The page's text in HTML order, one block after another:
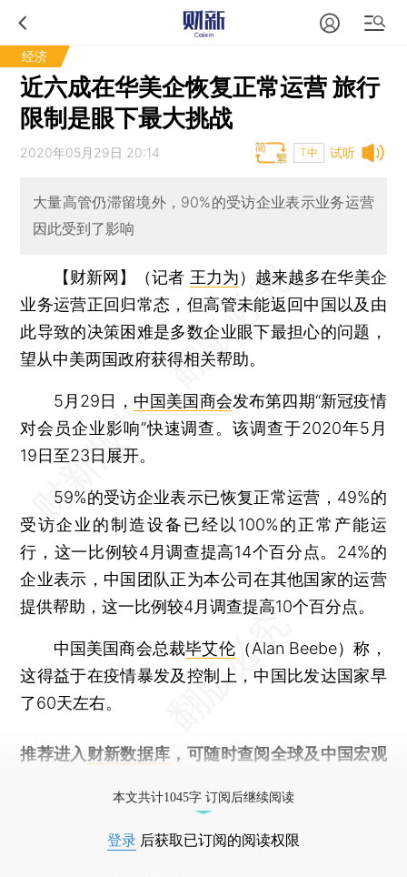
经济
近六成在华美企恢复正常运营 旅行
限制是眼下最大挑战
试听
2020年05月29日 20:14 T中
大量高管仍滞留境外，90%的受访企业表示业务运营
因此受到了影响
【财新网】（记者 王力为） 越来越多在华美企
业务运营正回归常态，但高管未能返回中国以及由
此导致的决策困难是多数企业眼下最担心的问题，
望从中美两国政府获得相关帮助。
5月29日， 中国美国商会发布第四期“新冠疫情
对会员企业影响”快速调查。该调查于2020年5月
19日至23日展开。
59%的受访企业表示已恢复正常运营，49%的
受访企业的制造设备已经以100%的正常产能运
行，这一比例较4月调查提高14个百分点。24%的
企业表示，中国团队正为本公司在其他国家的运营
提供帮助，这一比例较4月调查提高10个百分点。
中国美国商会总裁毕艾伦（Alan Beebe）称，
这得益于在疫情暴发及控制上，中国比发达国家早
了60天左右。
推荐进入 财新数据库 ，可随时查阅全球及中国宏观
本文共计1045字 订阅后继续阅读
登录 后获取已订阅的阅读权限